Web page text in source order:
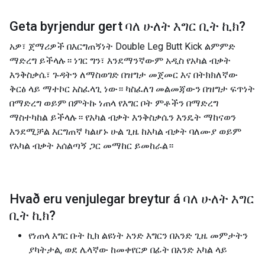
Geta byrjendur gert ባለ ሁለት እግር ቢት ኪክ?
አዎ፣ ጀማሪዎች በእርግጠኝነት Double Leg Butt Kick ልምምድ
ማድረግ ይችላሉ። ነገር ግን፣ እንደማንኛውም አዲስ የአካል ብቃት
እንቅስቃሴ፣ ጉዳትን ለማስወገድ በዝግታ መጀመር እና በትክክለኛው
ቅርፅ ላይ ማተኮር አስፈላጊ ነው። ካስፈለገ መልመጃውን በዝግታ ፍጥነት
በማድረግ ወይም በምትኩ ነጠላ የእግር ቦት ምቶችን በማድረግ
ማስተካከል ይችላሉ። የአካል ብቃት እንቅስቃሴን እንዴት ማከናወን
እንደሚቻል እርግጠኛ ካልሆኑ ሁል ጊዜ ከአካል ብቃት ባለሙያ ወይም
የአካል ብቃት አሰልጣኝ ጋር መማከር ይመከራል።
Hvað eru venjulegar breytur á ባለ ሁለት እግር
ቢት ኪክ?
የነጠላ እግር ቡት ኪክ ልዩነት አንድ እግርን በአንድ ጊዜ መምታትን
ያካትታል, ወደ ሌላኛው ከመቀየርዎ በፊት በአንድ አካል ላይ